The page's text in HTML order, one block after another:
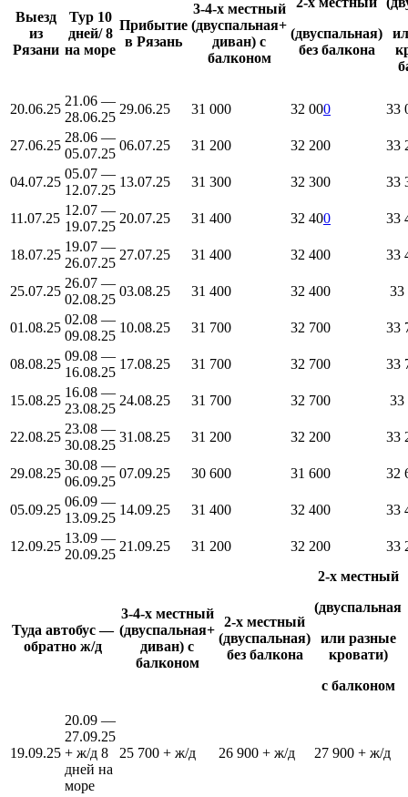
Выезд
из
Рязани
Тур 10
дней/ 8
на море
Прибытие
в Рязань
3-4-х местный
(двуспальная+
диван) с
балконом
(двуспальная)
без балкона
20.06.25
21.06 —
28.06.25
29.06.25 31 000 32 000 33
27.06.25
28.06 —
05.07.25
06.07.25 31 200 32 200 33
04.07.25
05.07 —
12.07.25
13.07.25 31 300 32 300 33
11.07.25
12.07 —
19.07.25
20.07.25 31 400 32 400 33
18.07.25
19.07 —
26.07.25
27.07.25 31 400 32 400 33
25.07.25
26.07 —
02.08.25
03.08.25 31 400 32 400 33
01.08.25
02.08 —
09.08.25
10.08.25 31 700 32 700 33
08.08.25
09.08 —
16.08.25
17.08.25 31 700 32 700 33
15.08.25
16.08 —
23.08.25
24.08.25 31 700 32 700 33
22.08.25
23.08 —
30.08.25
31.08.25 31 200 32 200 33
29.08.25
30.08 —
06.09.25
07.09.25 30 600 31 600 32
05.09.25
06.09 —
13.09.25
14.09.25 31 400 32 400 33
12.09.25
13.09 —
20.09.25
21.09.25 31 200 32 200 33
Туда автобус —
обратно ж/д
3-4-х местный
(двуспальная+
диван) с
балконом
2-х местный
(двуспальная)
без балкона
2-х местный
(двуспальная
или разные
кровати)
с балконом
19.09.25
20.09 —
27.09.25
+ ж/д 8
дней на
море
25 700 + ж/д 26 900 + ж/д 27 900 + ж/д